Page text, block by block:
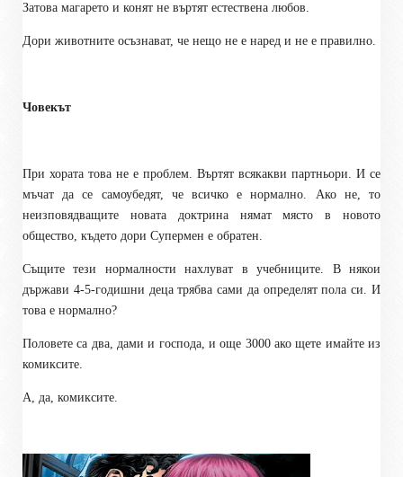
Затова магарето и конят не въртят естествена любов.
Дори животните осъзнават, че нещо не е наред и не е правилно.
Човекът
При хората това не е проблем. Въртят всякакви партньори. И се
мъчат да се самоубедят, че всичко е нормално. Ако не, то
неизповядващите новата доктрина нямат място в новото
общество, където дори Супермен е обратен.
Същите тези нормалности нахлуват в учебниците. В някои
държави 4-5-годишни деца трябва сами да определят пола си. И
това е нормално?
Половете са два, дами и господа, и още 3000 ако щете имайте из
комиксите.
А, да, комиксите.